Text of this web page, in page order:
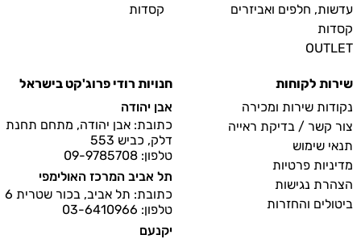
עדשות, חלפים ואביזרים
קסדות
OUTLET
קסדות
שירות לקוחות
נקודות שירות ומכירה
צור קשר / בדיקת ראייה
תנאי שימוש
מדיניות פרטיות
הצהרת נגישות
ביטולים והחזרות
חנויות רודי פרוג'קט בישראל
אבן יהודה
כתובת: אבן יהודה, מתחם תחנת
דלק, כביש 553
טלפון: 09-9785708
תל אביב המרכז האולימפי
כתובת: תל אביב, בכור שטרית 6
טלפון: 03-6410966
יקנעם